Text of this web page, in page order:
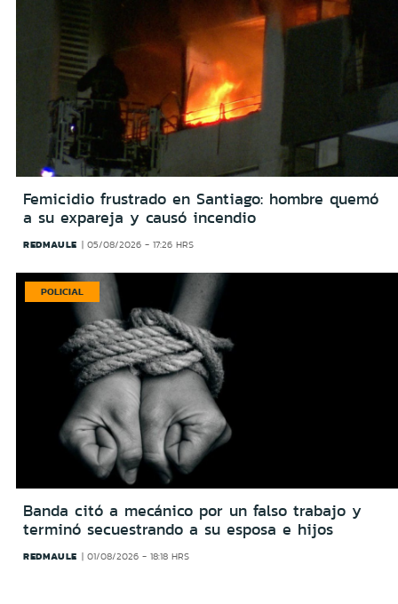
Femicidio frustrado en Santiago: hombre quemó
a su expareja y causó incendio
REDMAULE 05/08/2026 - 17:26 HRS
POLICIAL
Banda citó a mecánico por un falso trabajo y
terminó secuestrando a su esposa e hijos
REDMAULE 01/08/2026 - 18:18 HRS